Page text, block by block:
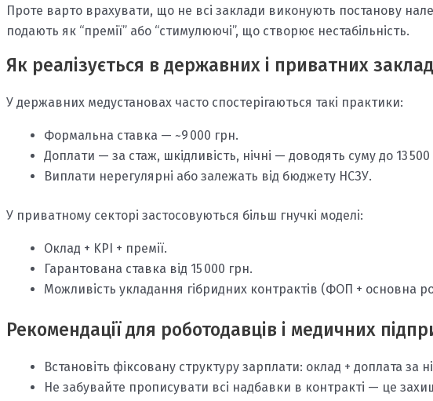
Проте варто врахувати, що не всі заклади виконують постанову
подають як “премії” або “стимулюючі”, що створює нестабільність.
Як реалізується в державних і приватних
У державних медустановах часто спостерігаються такі практики:
Формальна ставка — ~9 000 грн.
Доплати — за стаж, шкідливість, нічні — доводять суму до 13 500
Виплати нерегулярні або залежать від бюджету НСЗУ.
У приватному секторі застосовуються більш гнучкі моделі:
Оклад + KPI + премії.
Гарантована ставка від 15 000 грн.
Можливість укладання гібридних контрактів (ФОП + основна
Рекомендації для роботодавців і медичних
Встановіть фіксовану структуру зарплати: оклад + доплата за
Не забувайте прописувати всі надбавки в контракті — це